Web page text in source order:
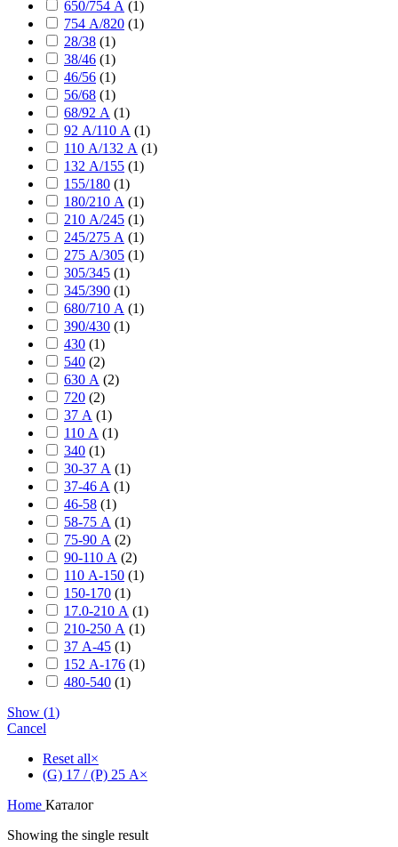
650/754 А (1)
754 А/820 (1)
28/38 (1)
38/46 (1)
46/56 (1)
56/68 (1)
68/92 А (1)
92 А/110 А (1)
110 А/132 А (1)
132 А/155 (1)
155/180 (1)
180/210 А (1)
210 А/245 (1)
245/275 А (1)
275 А/305 (1)
305/345 (1)
345/390 (1)
680/710 А (1)
390/430 (1)
430 (1)
540 (2)
630 А (2)
720 (2)
37 А (1)
110 А (1)
340 (1)
30-37 А (1)
37-46 A (1)
46-58 (1)
58-75 А (1)
75-90 А (2)
90-110 А (2)
110 А-150 (1)
150-170 (1)
17.0-210 А (1)
210-250 А (1)
37 А-45 (1)
152 А-176 (1)
480-540 (1)
Show (1)
Cancel
Reset all×
(G) 17 / (P) 25 А×
Home Каталог
Showing the single result